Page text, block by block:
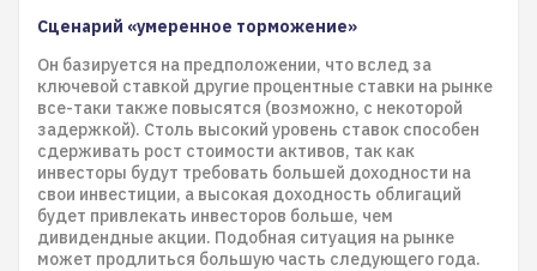
Сценарий «умеренное торможение»
Он базируется на предположении, что вслед за
ключевой ставкой другие процентные ставки на рынке
все-таки также повысятся (возможно, с некоторой
задержкой). Столь высокий уровень ставок способен
сдерживать рост стоимости активов, так как
инвесторы будут требовать большей доходности на
свои инвестиции, а высокая доходность облигаций
будет привлекать инвесторов больше, чем
дивидендные акции. Подобная ситуация на рынке
может продлиться большую часть следующего года.